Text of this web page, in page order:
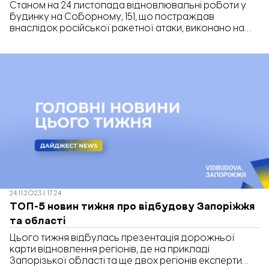
Станом на 24 листопада відновлювальні роботи у
будинку на Соборному, 151, що постраждав
внаслідок російської ракетної атаки, виконано на
під час виїзної наради щодо будівельних робіт.
24.11.2023 | 17:24
ТОП-5 новин тижня про відбудову Запоріжжя
та області
Цього тижня відбулась презентація дорожньої
карти відновлення регіонів, де на прикладі
Запорізької області та ще двох регіонів експерти